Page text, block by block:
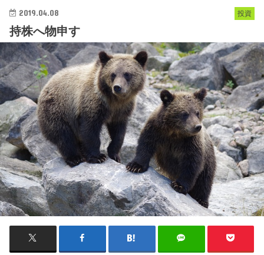
投資
2019.04.08
持株へ物申す